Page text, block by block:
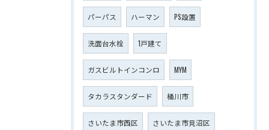
パーパス ハーマン PS設置
洗面台水栓 1戸建て
ガスビルトインコンロ MYM
タカラスタンダード 桶川市
さいたま市西区 さいたま市見沼区